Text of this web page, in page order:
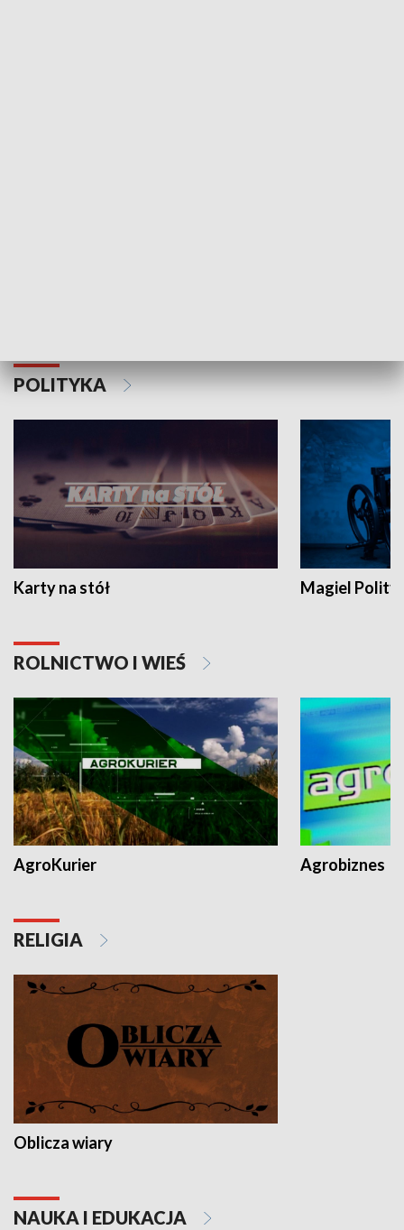
POLITYKA
Karty na stół Magiel
ROLNICTWO I WIEŚ
AgroKurier Agrobiznes
RELIGIA
Oblicza wiary
NAUKA I EDUKACJA